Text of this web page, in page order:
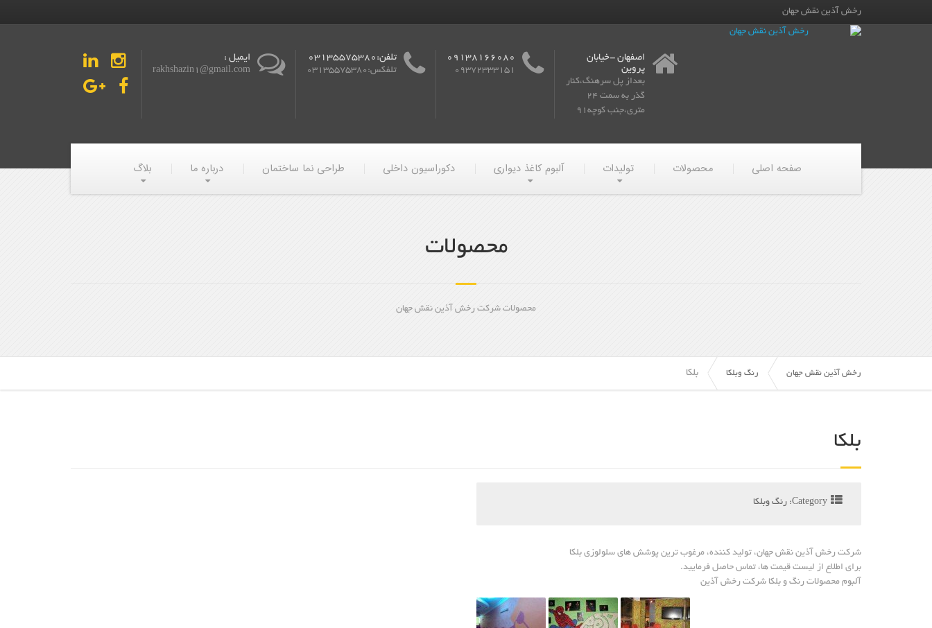
رخش آذین نقش جهان
اصفهان -خیابان
پروین
بعداز پل سرهنگ،کنار
گذر به سمت 24
متری،جنب کوچه91
09138166080
09372333151
تلفن:03135575380
تلفکس:03135575380
ایمیل :
rakhshazin1@gmail.com
صفحه اصلی محصولات تولیدات آلبوم کاغذ دیواری دکوراسیون داخلی طراحی نما ساختمان درباره ما بلاگ
محصولات
محصولات شرکت رخش آذین نقش جهان
رخش آذین نقش جهان رنگ وبلکا بلکا
بلکا
رنگ وبلکا
شرکت رخش آذین نقش جهان، تولید کننده، مرغوب ترین پوشش های سلولوزی بلکا
برای اطلاع از لیست قیمت ها، تماس حاصل فرمایید.
آلبوم محصولات رنگ و بلکا شرکت رخش آذین